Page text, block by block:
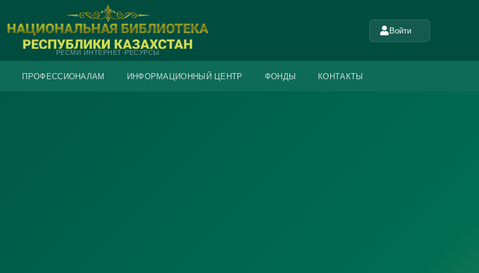
РЕСМИ ИНТЕРНЕТ-РЕСУРСЫ
Войти
ПРОФЕССИОНАЛАМ ИНФОРМАЦИОННЫЙ ЦЕНТР ФОНДЫ КОНТАКТЫ